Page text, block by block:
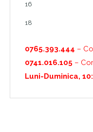
16
18
0765.393.444 –
0741.016.105 –
Luni-Duminica,